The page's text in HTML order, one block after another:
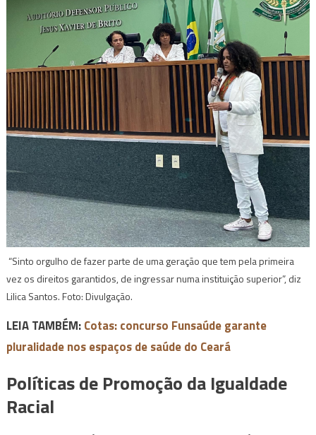
“Sinto orgulho de fazer parte de uma geração que tem pela primeira
vez os direitos garantidos, de ingressar numa instituição superior”, diz
Lilica Santos. Foto: Divulgação.
LEIA TAMBÉM:Cotas: concurso Funsaúde garante
pluralidade nos espaços de saúde do Ceará
Políticas de Promoção da Igualdade
Racial